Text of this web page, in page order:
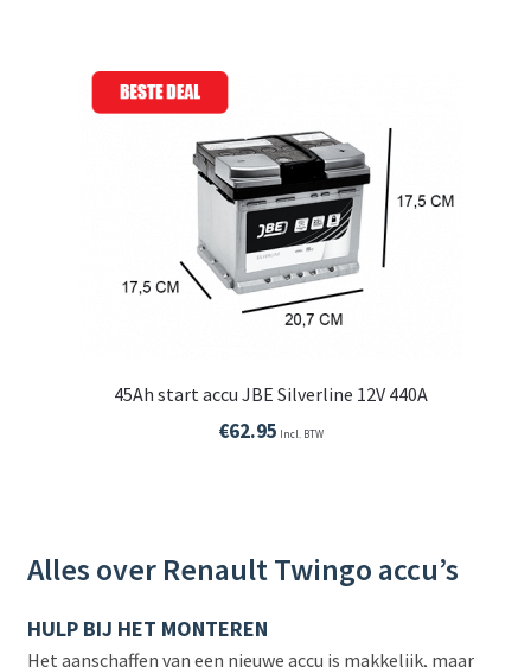
45Ah start accu JBE Silverline 12V 440A
€62.95 Incl. BTW
Alles over Renault Twingo accu’s
HULP BIJ HET MONTEREN
Het aanschaffen van een nieuwe accu is makkelijk, maar